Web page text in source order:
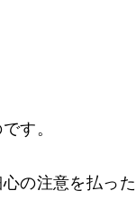
す。
の注意を払った